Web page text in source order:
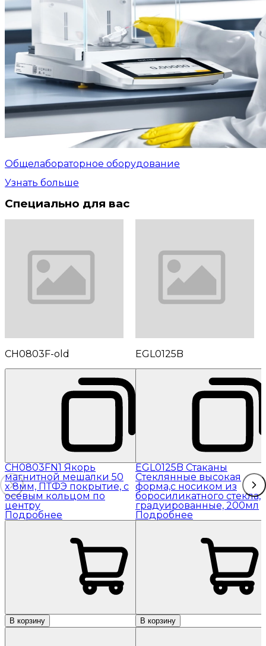
Общелабораторное оборудование
Узнать больше
Специально для вас
CH0803F-old
CH0803FN1 Якорь
магнитной мешалки 50
x 8мм, ПТФЭ покрытие, с
осевым кольцом по
центру
Подробнее
В корзину
EGL0125B
EGL0125B Стаканы
Стеклянные высокая
форма,с носиком из
боросиликатного стекла,
градуированные, 200мл
Подробнее
В корзину